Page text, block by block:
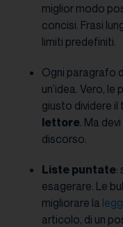
miglior modo
concisi. Frasi
limiti predefiniti.
Ogni paragrafo
un’idea. Vero,
giusto dividere
lettore. Ma
discorso.
Liste puntate:
esagerare. Le
migliorare la
articolo, di un